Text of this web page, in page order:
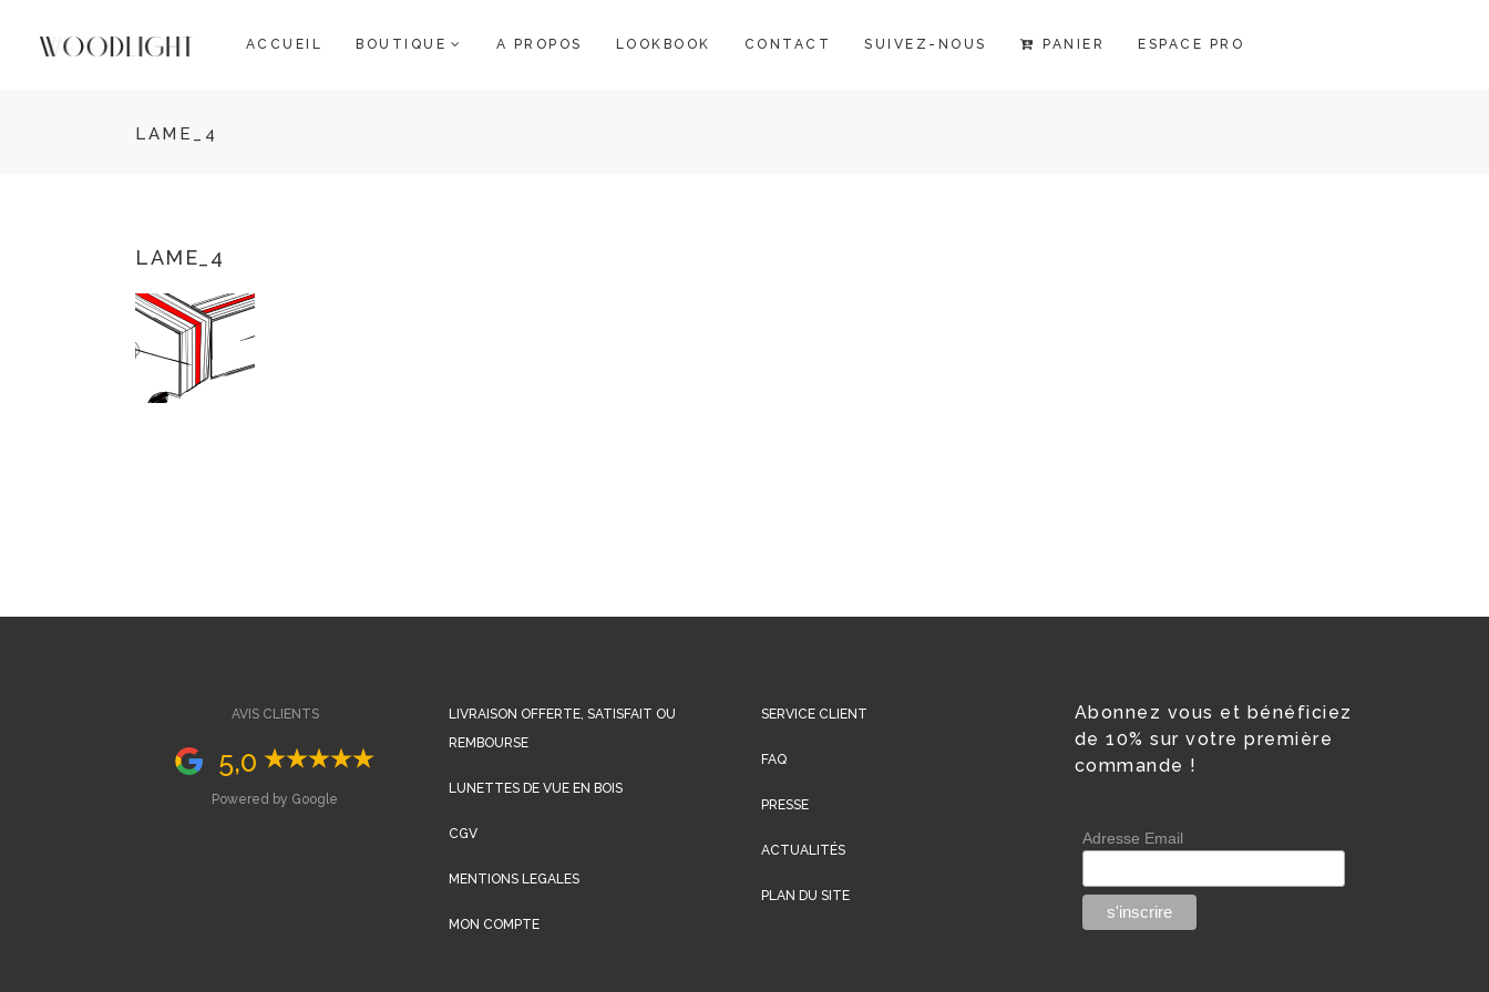
ACCUEIL BOUTIQUE A PROPOS LOOKBOOK CONTACT SUIVEZ-NOUS PANIER ESPACE PRO
LAME_4
LAME_4
AVIS CLIENTS
5,0
Powered by Google
LIVRAISON OFFERTE, SATISFAIT OU
REMBOURSE
LUNETTES DE VUE EN BOIS
CGV
MENTIONS LEGALES
MON COMPTE
SERVICE CLIENT
FAQ
PRESSE
ACTUALITÉS
PLAN DU SITE
Abonnez vous et bénéficiez
de 10% sur votre première
commande !
Adresse Email